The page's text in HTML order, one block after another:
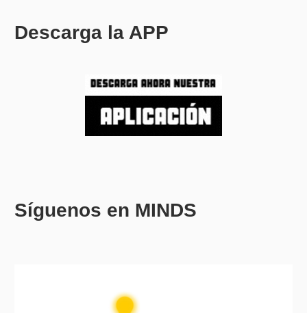
Descarga la APP
Síguenos en MINDS